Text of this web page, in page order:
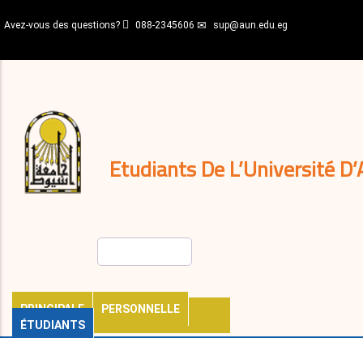
au
principal
Avez-vous des questions? 088-2345606 sup@aun.edu.eg
Etudiants De L’Université
PRINCIPALE
PERSONNELLE
ÉTUDIANTS
décisions
Expatriés
Journal